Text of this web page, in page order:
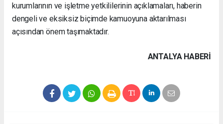
kurumlarının ve işletme yetkililerinin açıklamaları, haberin
dengeli ve eksiksiz biçimde kamuoyuna aktarılması
açısından önem taşımaktadır.
ANTALYA HABERİ